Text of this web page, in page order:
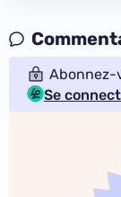
Abonnez-
Se